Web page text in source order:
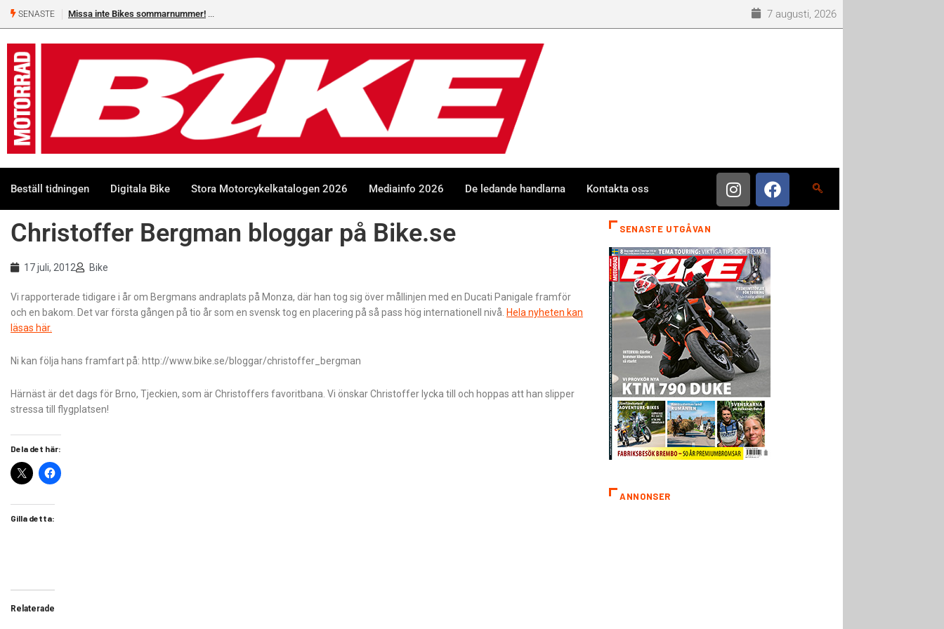
SENASTE Missa inte Bikes sommarnummer! 7 augusti, 2026
Beställ tidningen Digitala Bike Stora Motorcykelkatalogen 2026 Mediainfo 2026 De ledande handlarna Kontakta oss
Christoffer Bergman bloggar på Bike.se
17 juli, 2012 Bike
Vi rapporterade tidigare i år om Bergmans andraplats på Monza, där han tog sig över mållinjen med en Ducati Panigale framför
och en bakom. Det var första gången på tio år som en svensk tog en placering på så pass hög internationell nivå. Hela nyheten kan
läsas här.
Ni kan följa hans framfart på: http://www.bike.se/bloggar/christoffer_bergman
Härnäst är det dags för Brno, Tjeckien, som är Christoffers favoritbana. Vi önskar Christoffer lycka till och hoppas att han slipper
stressa till flygplatsen!
Dela det här:
Gilla detta:
Relaterade
SENASTE UTGÅVAN
ANNONSER